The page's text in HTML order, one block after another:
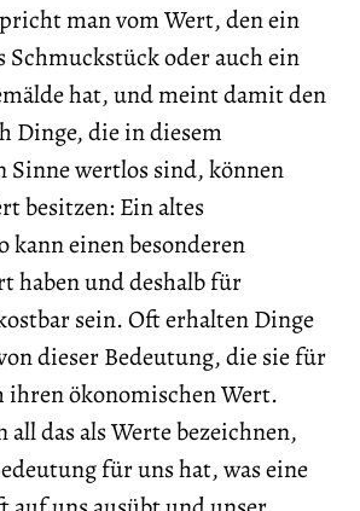
man vom Wert, den ein
Schmuckstück oder auch ein
hat, und meint damit den
Dinge, die in diesem
wertlos sind, können
besitzen: Ein altes
einen besonderen
haben und deshalb für
sein. Oft erhalten Dinge
dieser Bedeutung, die sie für
ihren ökonomischen Wert.
das als Werte bezeichnen,
für uns hat, was eine